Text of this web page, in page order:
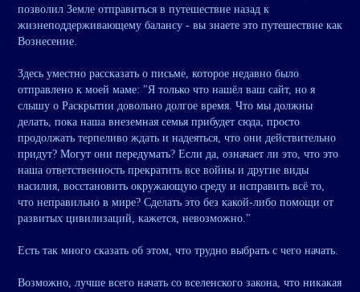
позволил Земле отправиться в путешествие назад к
жизнеподдерживающему балансу - вы знаете это путешествие как
Вознесение.
Здесь уместно рассказать о письме, которое недавно было
отправлено к моей маме: "Я только что нашёл ваш сайт, но я
слышу о Раскрытии довольно долгое время. Что мы должны
делать, пока наша внеземная семья прибудет сюда, просто
продолжать терпеливо ждать и надеяться, что они действительно
придут? Могут они передумать? Если да, означает ли это, что это
наша ответственность прекратить все войны и другие виды
насилия, восстановить окружающую среду и исправить всё то,
что неправильно в мире? Сделать это без какой-либо помощи от
развитых цивилизаций, кажется, невозможно."
Есть так много сказать об этом, что трудно выбрать с чего начать.
Возможно, лучше всего начать со вселенского закона, что никакая